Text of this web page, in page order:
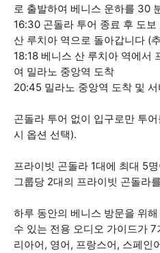
로 출발하여 베니스 운하를 30
16:30 곤돌라 투어 종료 후 도
산 루치아 역으로 돌아갑니다 (
18:18 베니스 산 루치아 역에서
여 밀라노 중앙역 도착
20:45 밀라노 중앙역 도착 및
곤돌라 투어 없이 입구로만 투
시 옵션 선택).
프라이빗 곤돌라 1대에 최대 5
그룹당 2대의 프라이빗 곤돌라
하루 동안의 베니스 방문을 위
수 있는 전용 오디오 가이드가
리아어, 영어, 프랑스어, 스페인